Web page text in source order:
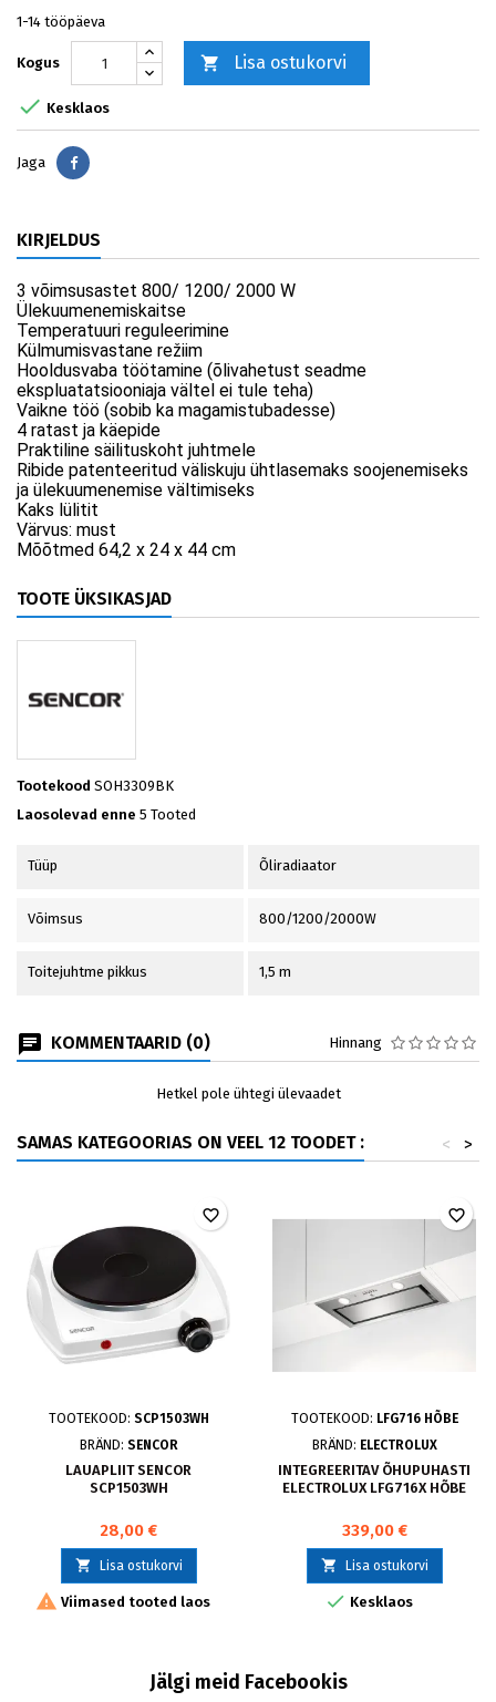
1-14 tööpäeva
Kogus  Lisa ostukorvi
 Kesklaos
Jaga Jaga
KIRJELDUS
3 võimsusastet 800/ 1200/ 2000 W
Ülekuumenemiskaitse
Temperatuuri reguleerimine
Külmumisvastane režiim
Hooldusvaba töötamine (õlivahetust seadme
ekspluatatsiooniaja vältel ei tule teha)
Vaikne töö (sobib ka magamistubadesse)
4 ratast ja käepide
Praktiline säilituskoht juhtmele
Ribide patenteeritud väliskuju ühtlasemaks soojenemiseks
ja ülekuumenemise vältimiseks
Kaks lülitit
Värvus: must
Mõõtmed 64,2 x 24 x 44 cm
TOOTE ÜKSIKASJAD
Tootekood SOH3309BK
Laosolevad enne 5 Tooted
Tüüp Õliradiaator
Võimsus 800/1200/2000W
Toitejuhtme pikkus 1,5 m
KOMMENTAARID (0) Hinnang
Hetkel pole ühtegi ülevaadet
SAMAS KATEGOORIAS ON VEEL 12 TOODET : >
<
TOOTEKOOD: SCP1503WH
BRÄND: SENCOR
LAUAPLIIT SENCOR
SCP1503WH
28,00 €
 Lisa ostukorvi
 Viimased tooted laos
favorite_border
TOOTEKOOD: LFG716 HÕBE
BRÄND: ELECTROLUX
INTEGREERITAV ÕHUPUHASTI
ELECTROLUX LFG716X HÕBE
339,00 €
 Lisa ostukorvi
 Kesklaos
favorite_border
Jälgi meid Facebookis